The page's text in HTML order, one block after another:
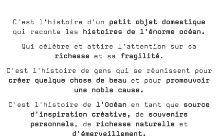
C'est l'histoire d'un petit objet domestique
qui raconte les histoires de l'énorme océan.
Qui célèbre et attire l'attention sur sa
richesse et sa fragilité.
C'est l'histoire de gens qui se réunissent pour
créer quelque chose de beau et pour promouvoir
une noble cause.
C'est l'histoire de l'Océan en tant que source
d'inspiration créative,
de souvenirs
personnels, de richesse naturelle et
d'émerveillement.